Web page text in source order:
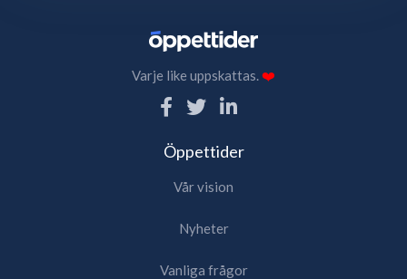
Varje like uppskattas.❤️
Öppettider
Vår vision
Nyheter
Vanliga frågor